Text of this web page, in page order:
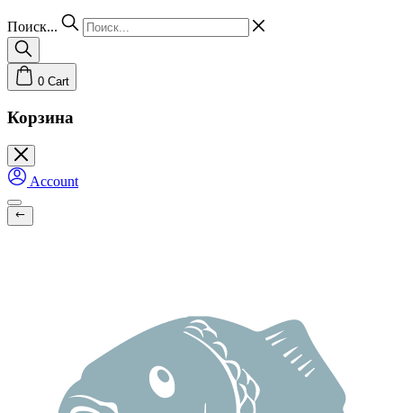
Поиск...
0 Cart
Корзина
Account